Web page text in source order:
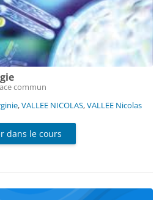
commun
,VALLEE NICOLAS,VALLEE Nicolas
dans le cours